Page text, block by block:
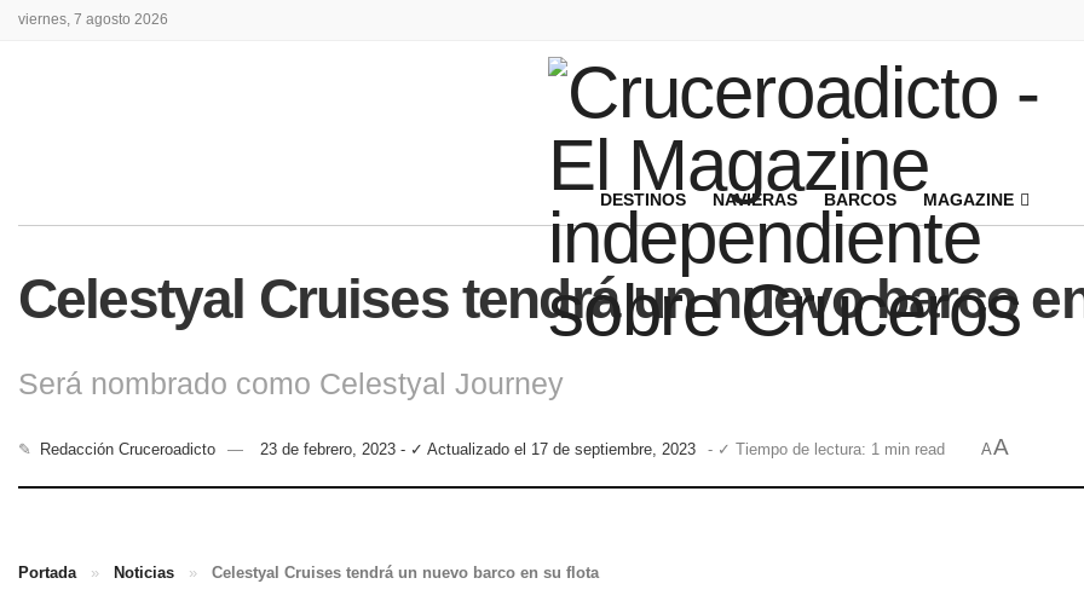
viernes, 7 agosto 2026
DESTINOS NAVIERAS BARCOS MAGAZINE
Celestyal Cruises tendrá un nuevo barco
Será nombrado como Celestyal Journey
✎ Redacción Cruceroadicto 23 de febrero, 2023 - ✓ Actualizado el 17 de septiembre, 2023 - ✓ Tiempo de lectura: 1 min read AA
Portada » Noticias » Celestyal Cruises tendrá un nuevo barco en su flota